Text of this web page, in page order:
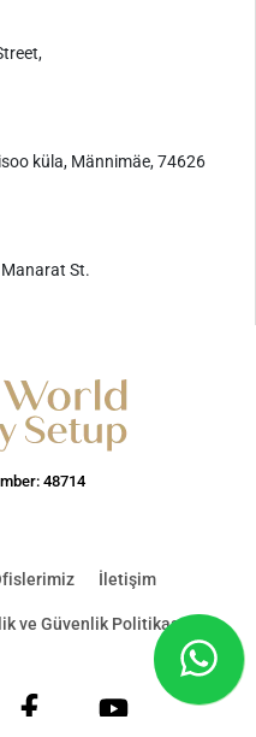
küla, Männimäe, 74626
St.
48714
İletişim
ve Güvenlik Politikası